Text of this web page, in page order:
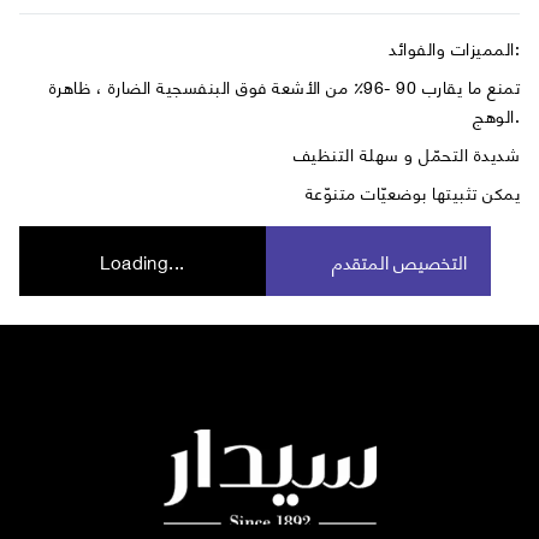
المميزات والفوائد:
تمنع ما يقارب 90 -96٪ من الأشعة فوق البنفسجية الضارة ، ظاهرة
الوهج.
شديدة التحمّل و سهلة التنظيف
يمكن تثبيتها بوضعيّات متنوّعة
Loading... التخصيص المتقدم